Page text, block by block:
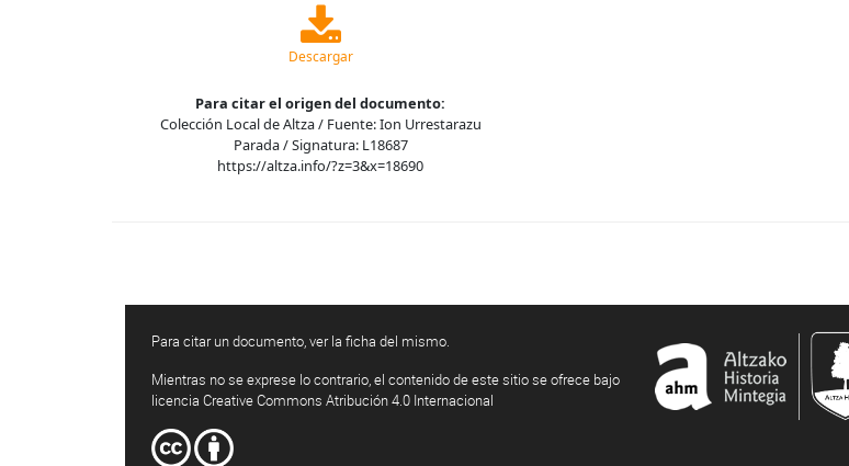
Descargar
Para citar el origen del documento:
Colección Local de Altza / Fuente: Ion Urrestarazu
Parada / Signatura: L18687
https://altza.info/?z=3&x=18690
Para citar un documento, ver la ficha del mismo.
Mientras no se exprese lo contrario, el contenido de este sitio se ofrece bajo
licencia Creative Commons Atribución 4.0 Internacional